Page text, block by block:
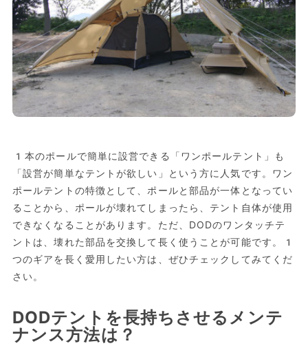
1本のポールで簡単に設営できる「ワンポールテント」も
「設営が簡単なテントが欲しい」という方に人気です。ワン
ポールテントの特徴として、ポールと部品が一体となってい
ることから、ポールが壊れてしまったら、テント自体が使用
できなくなることがあります。ただ、DODのワンタッチテ
ントは、壊れた部品を交換して長く使うことが可能です。1
つのギアを長く愛用したい方は、ぜひチェックしてみてくだ
さい。
DODテントを長持ちさせるメンテ
ナンス方法は？